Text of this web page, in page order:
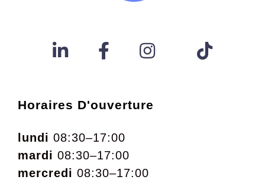
Horaires D'ouverture
lundi 08:30–17:00
mardi 08:30–17:00
mercredi 08:30–17:00